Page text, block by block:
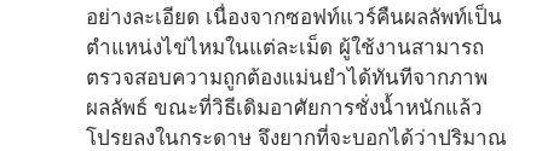
อย่างละเอียด เนื่องจากซอฟท์แวร์คืนผลลัพท์เป็น
ตำแหน่งไข่ไหมในแต่ละเม็ด ผู้ใช้งานสามารถ
ตรวจสอบความถูกต้องแม่นยำได้ทันทีจากภาพ
ผลลัพธ์ ขณะที่วิธีเดิมอาศัยการชั่งน้ำหนักแล้ว
โปรยลงในกระดาษ จึงยากที่จะบอกได้ว่าปริมาณ